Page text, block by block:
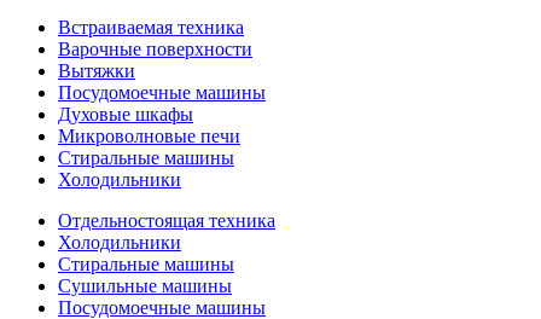
Встраиваемая техника
Варочные поверхности
Вытяжки
Посудомоечные машины
Духовые шкафы
Микроволновые печи
Стиральные машины
Холодильники
Отдельностоящая техника
Холодильники
Стиральные машины
Сушильные машины
Посудомоечные машины